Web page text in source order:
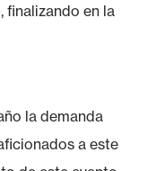
finalizando en la
la demanda
a este